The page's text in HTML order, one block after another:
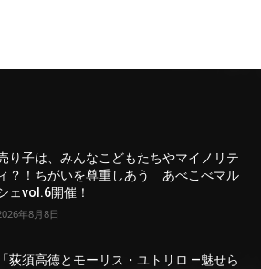
り子は、みんなこどもたちやマイノリテ
ィ？！ちがいを尊重しあう あべこべマル
ェvol.6開催！
年8月8日
「荻須高徳とモーリス・ユトリロ ―魅せら